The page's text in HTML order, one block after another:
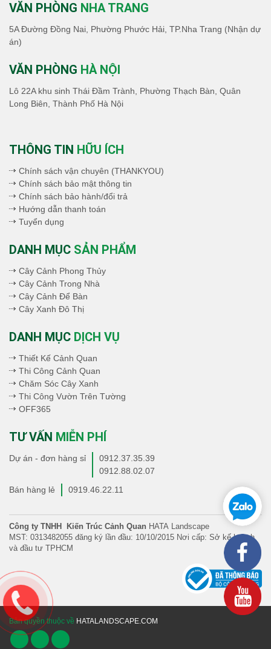
VĂN PHÒNG NHA TRANG
5A Đường Đồng Nai, Phường Phước Hải, TP.Nha Trang (Nhận dự
án)
VĂN PHÒNG HÀ NỘI
Lô 22A khu sinh Thái Đầm Trành, Phường Thạch Bàn, Quân
Long Biên, Thành Phố Hà Nội
THÔNG TIN HỮU ÍCH
Chính sách vận chuyên (THANKYOU)
Chính sách bảo mật thông tin
Chính sách bảo hành/đổi trả
Hướng dẫn thanh toán
Tuyển dụng
DANH MỤC SẢN PHẨM
Cây Cảnh Phong Thủy
Cây Cảnh Trong Nhà
Cây Cảnh Để Bàn
Cây Xanh Đô Thị
DANH MỤC DỊCH VỤ
Thiết Kế Cảnh Quan
Thi Công Cảnh Quan
Chăm Sóc Cây Xanh
Thi Công Vườn Trên Tường
OFF365
TƯ VẤN MIỄN PHÍ
Dự án - đơn hàng sỉ
0912.37.35.39
0912.88.02.07
Bán hàng lẻ
0919.46.22.11
Công ty TNHH Kiến Trúc Cảnh Quan HATA Landscape
MST: 0313482055 đăng ký lần đầu: 10/10/2015 Nơi cấp: Sở kế hoạch
và đầu tư TPHCM
Bản quyền thuộc về HATALANDSCAPE.COM